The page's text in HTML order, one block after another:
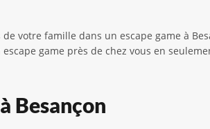
votre famille dans un escape game à
game près de chez vous en
Besançon